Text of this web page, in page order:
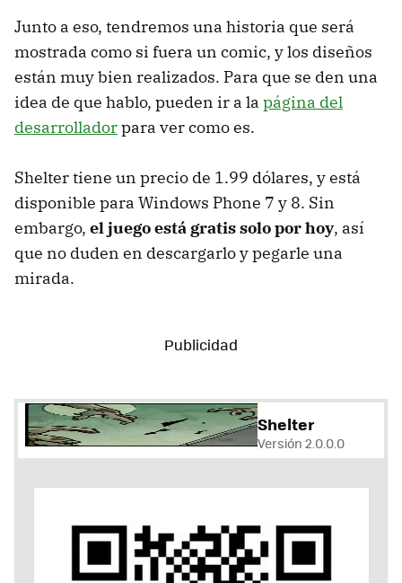
Junto a eso, tendremos una historia que será
mostrada como si fuera un comic, y los diseños
están muy bien realizados. Para que se den una
idea de que hablo, pueden ir a la página del
desarrolladorpara ver como es.
Shelter tiene un precio de 1.99 dólares, y está
disponible para Windows Phone 7 y 8. Sin
embargo, el juego está gratis solo por hoy, así
que no duden en descargarlo y pegarle una
mirada.
Shelter
Versión 2.0.0.0